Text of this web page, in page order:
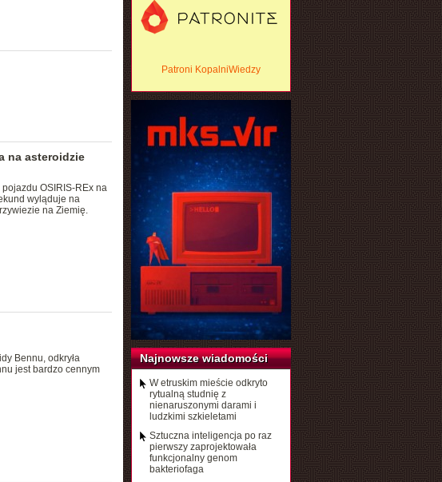
na asteroidzie
OSIRIS-REx na
wyląduje na
na Ziemię.
Bennu, odkryła
jest bardzo cennym
Patroni KopalniWiedzy
Najnowsze wiadomości
W etruskim mieście odkryto
rytualną studnię z
nienaruszonymi darami i
ludzkimi szkieletami
Sztuczna inteligencja po raz
pierwszy zaprojektowała
funkcjonalny genom
bakteriofaga